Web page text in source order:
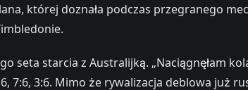
której doznała podczas przegranego
seta starcia z Australijką. „Naciągnęłam
7:6, 3:6. Mimo że rywalizacja deblowa już